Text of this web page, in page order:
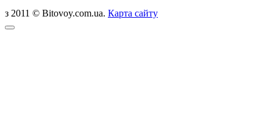
з 2011 © Bitovoy.com.ua. Карта сайту